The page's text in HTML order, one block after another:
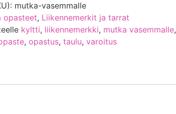
mutka-vasemmalle
opasteet, Liikennemerkit ja tarrat
kyltti, liikennemerkki, mutka vasemmalle,
,opastus,taulu,varoitus